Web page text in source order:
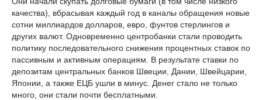
качества), вбрасывая каждый год в каналы обращения новые
сотни миллиардов долларов, евро, фунтов стерлингов и
других валют. Одновременно центробанки стали проводить
политику последовательного снижения процентных ставок по
пассивным и активным операциям. В результате ставки по
депозитам центральных банков Швеции, Дании, Швейцарии,
Японии, а также ЕЦБ ушли в минус. Денег стало не только
много, они стали почти бесплатными.